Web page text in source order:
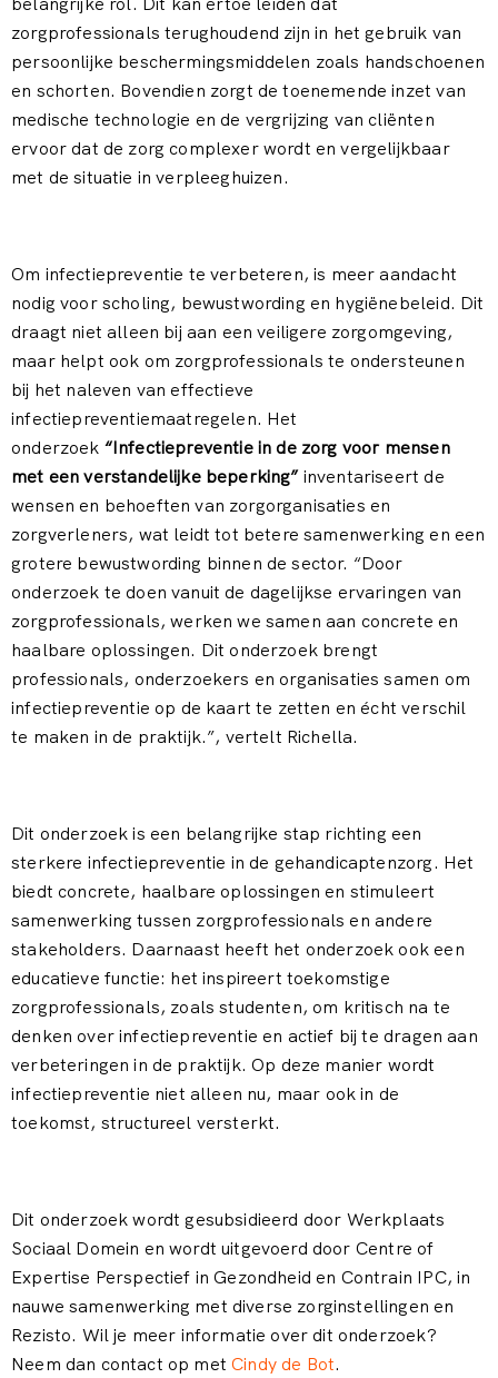
zorgprofessionals terughoudend zijn in het gebruik van
persoonlijke beschermingsmiddelen zoals handschoenen
en schorten. Bovendien zorgt de toenemende inzet van
medische technologie en de vergrijzing van cliënten
ervoor dat de zorg complexer wordt en vergelijkbaar
met de situatie in verpleeghuizen.
Om infectiepreventie te verbeteren, is meer aandacht
nodig voor scholing, bewustwording en hygiënebeleid. Dit
draagt niet alleen bij aan een veiligere zorgomgeving,
maar helpt ook om zorgprofessionals te ondersteunen
bij het naleven van effectieve
infectiepreventiemaatregelen. Het
onderzoek “Infectiepreventie in de zorg voor mensen
met een verstandelijke beperking” inventariseert de
wensen en behoeften van zorgorganisaties en
zorgverleners, wat leidt tot betere samenwerking en een
grotere bewustwording binnen de sector. “Door
onderzoek te doen vanuit de dagelijkse ervaringen van
zorgprofessionals, werken we samen aan concrete en
haalbare oplossingen. Dit onderzoek brengt
professionals, onderzoekers en organisaties samen om
infectiepreventie op de kaart te zetten en écht verschil
te maken in de praktijk.”, vertelt Richella.
Dit onderzoek is een belangrijke stap richting een
sterkere infectiepreventie in de gehandicaptenzorg. Het
biedt concrete, haalbare oplossingen en stimuleert
samenwerking tussen zorgprofessionals en andere
stakeholders. Daarnaast heeft het onderzoek ook een
educatieve functie: het inspireert toekomstige
zorgprofessionals, zoals studenten, om kritisch na te
denken over infectiepreventie en actief bij te dragen aan
verbeteringen in de praktijk. Op deze manier wordt
infectiepreventie niet alleen nu, maar ook in de
toekomst, structureel versterkt.
Dit onderzoek wordt gesubsidieerd door Werkplaats
Sociaal Domein en wordt uitgevoerd door Centre of
Expertise Perspectief in Gezondheid en Contrain IPC, in
nauwe samenwerking met diverse zorginstellingen en
Rezisto. Wil je meer informatie over dit onderzoek?
Neem dan contact op met Cindy de Bot.